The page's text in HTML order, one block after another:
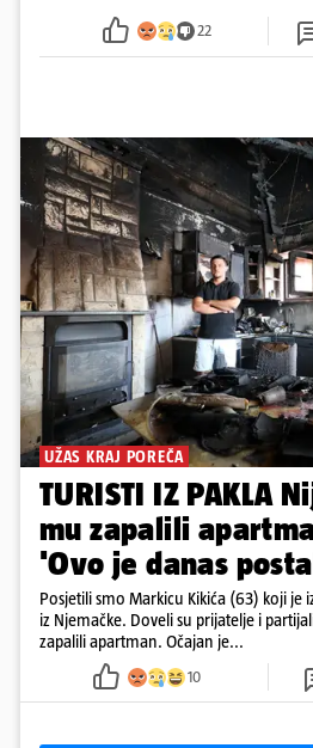
22
UŽAS KRAJ POREČA
TURISTI IZ PAKLA
mu zapalili
'Ovo je danas
Posjetili smo Markicu Kikića (63) koji
iz Njemačke. Doveli su prijatelje i
zapalili apartman. Očajan je...
10